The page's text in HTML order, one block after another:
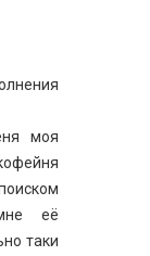
моя
её
таки